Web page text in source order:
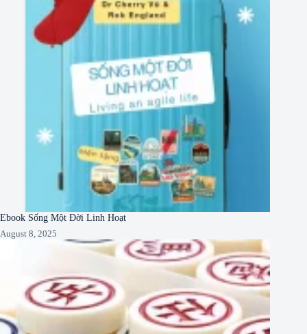
Ebook Sống Một Đời Linh Hoạt
August 8, 2025